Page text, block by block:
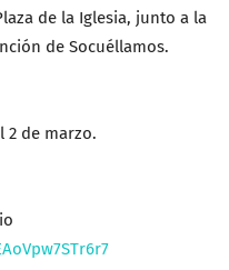
de la Iglesia, junto a la
de Socuéllamos.
2 de marzo.